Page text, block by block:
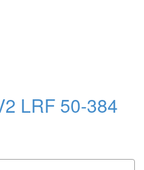
LRF 50-384